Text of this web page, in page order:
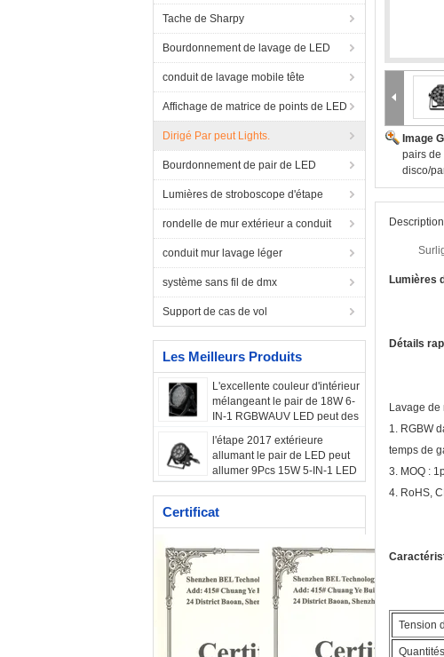
Tache de Sharpy
Bourdonnement de lavage de LED
conduit de lavage mobile tête
Affichage de matrice de points de LED
Dirigé Par peut Lights.
Bourdonnement de pair de LED
Lumières de stroboscope d'étape
rondelle de mur extérieur a conduit
conduit mur lavage léger
système sans fil de dmx
Support de cas de vol
Les Meilleurs Produits
L'excellente couleur d'intérieur
mélangeant le pair de 18W 6-
IN-1 RGBWAUV LED peut des
l'étape 2017 extérieure
allumant le pair de LED peut
allumer 9Pcs 15W 5-IN-1 LED
(RGBAW)
Certificat
Image
pairs de
disco/
Lumières
Détails
Lavage
1. RGBW
temps de
3. MOQ :
4. RoHS,
Tension